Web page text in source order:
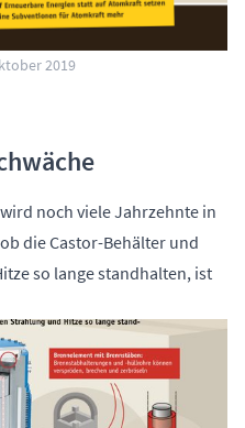
2019
noch viele Jahrzehnte in
die Castor-Behälter und
so lange standhalten, ist